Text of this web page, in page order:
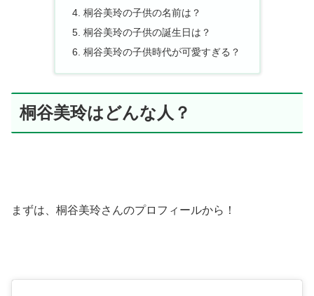
桐谷美玲の子供の名前は？
桐谷美玲の子供の誕生日は？
桐谷美玲の子供時代が可愛すぎる？
桐谷美玲はどんな人？
まずは、 桐谷美玲さんのプロフィールから！